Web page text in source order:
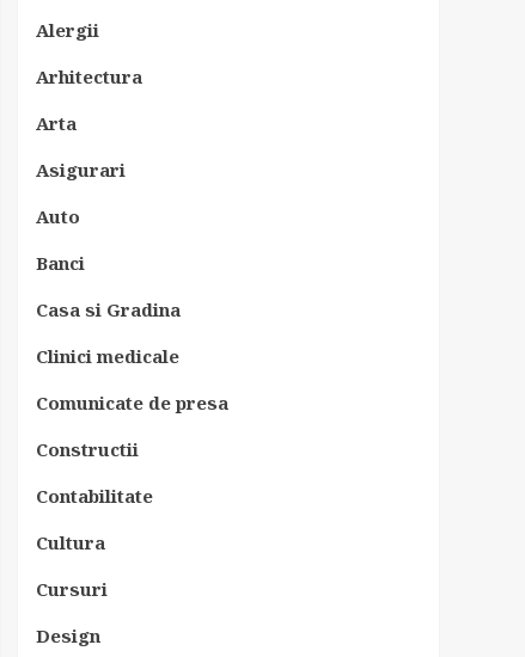
Alergii
Arhitectura
Arta
Asigurari
Auto
Banci
Casa si Gradina
Clinici medicale
Comunicate de presa
Constructii
Contabilitate
Cultura
Cursuri
Design